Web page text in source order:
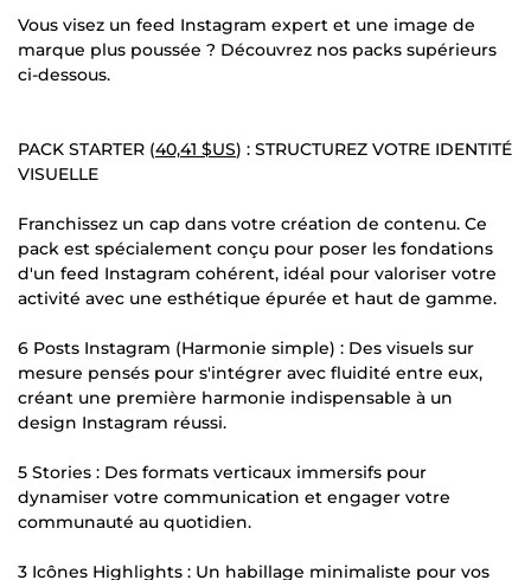
Vous visez un feed Instagram expert et une image de
marque plus poussée ? Découvrez nos packs supérieurs
ci-dessous.
PACK STARTER (40,41 $US) : STRUCTUREZ VOTRE IDENTITÉ
VISUELLE
Franchissez un cap dans votre création de contenu. Ce
pack est spécialement conçu pour poser les fondations
d'un feed Instagram cohérent, idéal pour valoriser votre
activité avec une esthétique épurée et haut de gamme.
6 Posts Instagram (Harmonie simple) : Des visuels sur
mesure pensés pour s'intégrer avec fluidité entre eux,
créant une première harmonie indispensable à un
design Instagram réussi.
5 Stories : Des formats verticaux immersifs pour
dynamiser votre communication et engager votre
communauté au quotidien.
3 Icônes Highlights : Un habillage minimaliste pour vos